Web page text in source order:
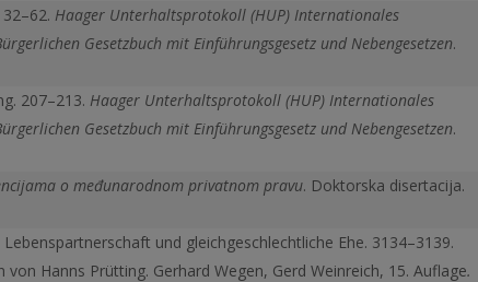
Haager Unterhaltsprotokoll (HUP) Internationales
Gesetzbuch mit Einführungs­gesetz und Nebengesetzen.
207–213. Haager Unterhaltsprotokoll (HUP) Internationales
Gesetzbuch mit Einführungs­gesetz und Nebengesetzen.
o međunarodnom privatnom pravu. Doktorska disertacija.
und gleichgeschlechtliche Ehe. 3134–3139.
von Hanns Prütting. Gerhard Wegen, Gerd Weinreich, 15. Auflage.